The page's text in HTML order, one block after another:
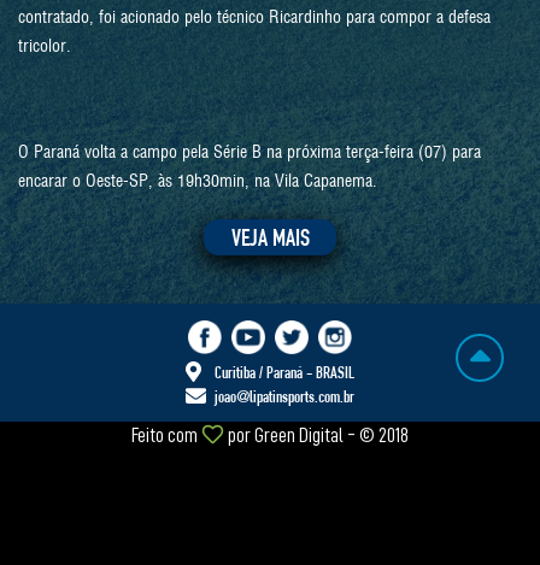
contratado, foi acionado pelo técnico Ricardinho para compor a defesa
tricolor.
O Paraná volta a campo pela Série B na próxima terça-feira (07) para
encarar o Oeste-SP, às 19h30min, na Vila Capanema.
VEJA MAIS
Curitiba / Paraná - BRASIL
joao@lipatinsports.com.br
Feito com porGreen Digital - © 2018